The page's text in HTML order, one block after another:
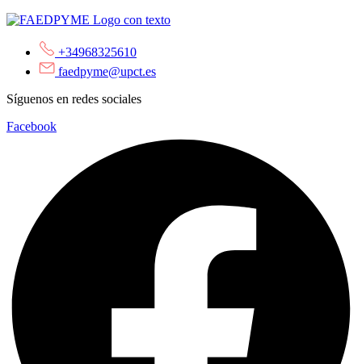
+34968325610
faedpyme@upct.es
Síguenos en redes sociales
Facebook